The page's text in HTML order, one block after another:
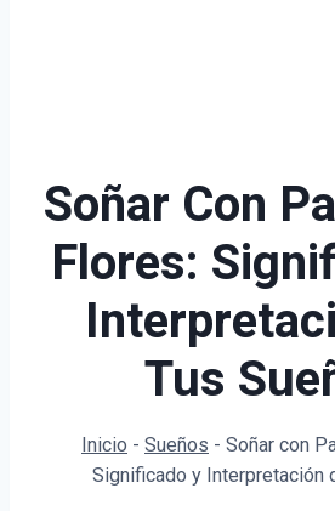
Soñar Con
Flores:
Tus
Inicio - Sueños - Soñar con
Significado y Interpretación